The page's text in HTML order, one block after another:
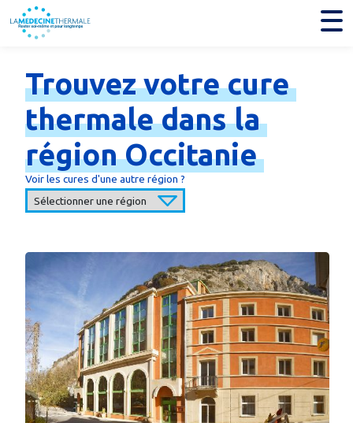
Trouvezvotrecure
thermaledansla
régionOccitanie
Voir les cures d'une autre région ?